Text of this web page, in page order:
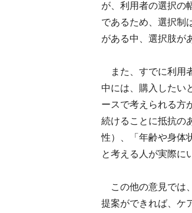
が、利用者の選択の
であるため、選択制
がある中、選択肢が
また、すでに利用
中には、購入したい
ースで考えられる方
続けることに抵抗の
性）、「年齢や身体
と考える人が実際に
この他の意見では
提案ができれば、ケ